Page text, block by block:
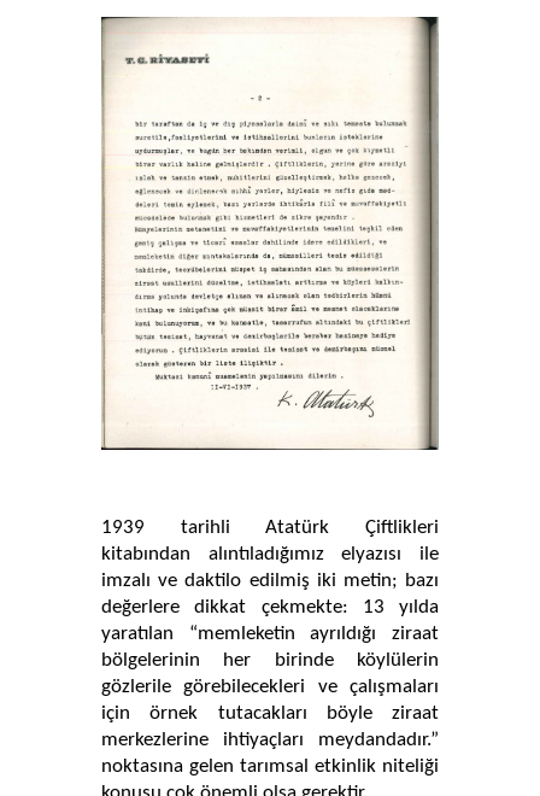
1939 tarihli Atatürk Çiftlikleri
kitabından alıntıladığımız elyazısı ile
imzalı ve daktilo edilmiş iki metin; bazı
değerlere dikkat çekmekte: 13 yılda
yaratılan “memleketin ayrıldığı ziraat
bölgelerinin her birinde köylülerin
gözlerile görebilecekleri ve çalışmaları
için örnek tutacakları böyle ziraat
merkezlerine ihtiyaçları meydandadır.”
noktasına gelen tarımsal etkinlik niteliği